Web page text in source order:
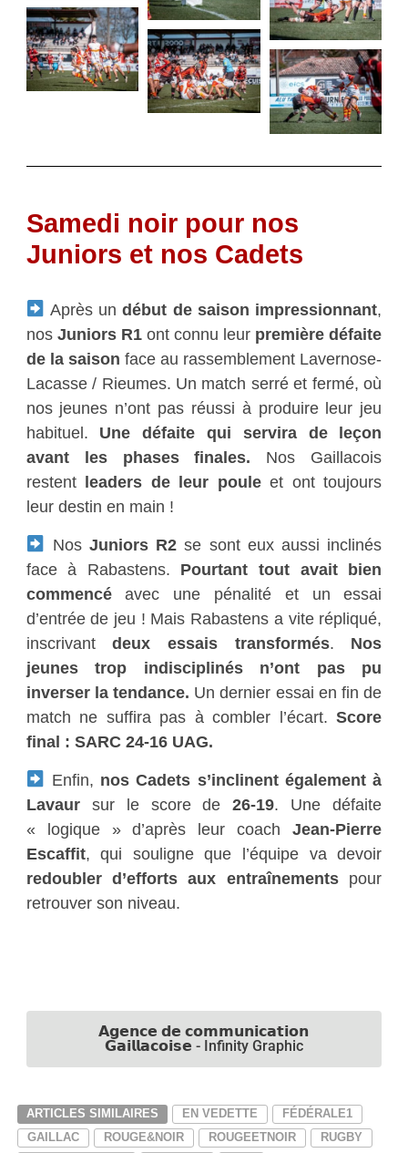
Samedi noir pour nos
Juniors et nos Cadets
Après undébut de saison impressionnant,
nos Juniors R1ont connu leur première défaite
de la saison face au rassemblement Lavernose-
Lacasse / Rieumes. Un match serré et fermé, où
nos jeunes n’ont pas réussi à produire leur jeu
habituel. Une défaite qui servira de leçon
avant les phases finales. Nos Gaillacois
restent leaders de leur pouleet ont toujours
leur destin en main !
NosJuniors R2 se sont eux aussi inclinés
face à Rabastens. Pourtant tout avait bien
commencéavec une pénalité et un essai
d’entrée de jeu ! Mais Rabastens a vite répliqué,
inscrivantdeux essais transformés. Nos
jeunes trop indisciplinés n’ont pas pu
inverser la tendance. Un dernier essai en fin de
match ne suffira pas à combler l’écart.Score
final : SARC 24-16 UAG.
Enfin, nos Cadets s’inclinent également à
Lavaursur le score de26-19. Une défaite
« logique » d’après leur coachJean-Pierre
Escaffit, qui souligne que l’équipe va devoir
redoubler d’efforts aux entraînementspour
retrouver son niveau.
𝗔𝗴𝗲𝗻𝗰𝗲 𝗱𝗲 𝗰𝗼𝗺𝗺𝘂𝗻𝗶𝗰𝗮𝘁𝗶𝗼𝗻
𝗚𝗮𝗶𝗹𝗹𝗮𝗰𝗼𝗶𝘀𝗲 - Infinity Graphic
ARTICLES SIMILAIRES EN VEDETTE
FÉDÉRALE1
GAILLAC
ROUGE&NOIR ROUGEETNOIR RUGBY